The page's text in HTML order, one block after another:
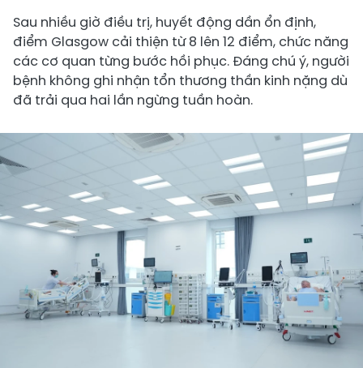
Sau nhiều giờ điều trị, huyết động dần ổn định,
điểm Glasgow cải thiện từ 8 lên 12 điểm, chức năng
các cơ quan từng bước hồi phục. Đáng chú ý, người
bệnh không ghi nhận tổn thương thần kinh nặng dù
đã trải qua hai lần ngừng tuần hoàn.